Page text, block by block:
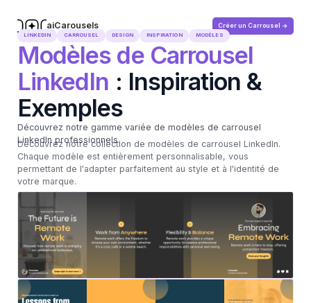
aiCarousels Créer un Carrousel ->
LINKEDIN CARROUSEL DESIGN INSPIRATION MODÈLES
Modèles de Carrousel
LinkedIn : Inspiration &
Exemples
Découvrez notre gamme variée de modèles de carrousel
LinkedIn professionnels.
Découvrez notre collection de modèles de carrousel LinkedIn.
Chaque modèle est entièrement personnalisable, vous
permettant de l'adapter parfaitement au style et à l'identité de
votre marque.